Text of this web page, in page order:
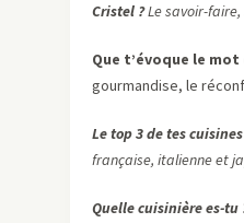
Cristel ?Le savoir-faire,
Que t’évoque le mot
gourmandise, le
Le top 3 de tes
française, italienne et
Quelle cuisinière es-tu